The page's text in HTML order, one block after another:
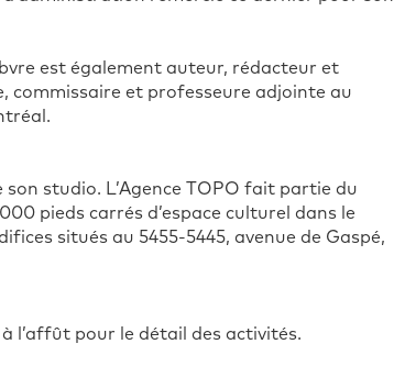
est également auteur, rédacteur et
commissaire et professeure adjointe au
studio. L’Agence TOPO fait partie du
pieds carrés d’espace culturel dans le
situés au 5455-5445, avenue de Gaspé,
l’affût pour le détail des activités.